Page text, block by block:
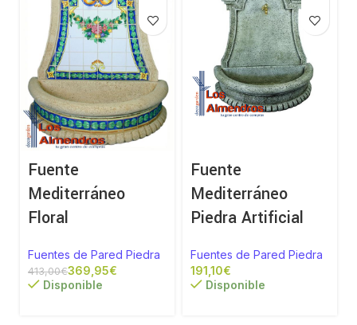
Fuente
Mediterráneo
Floral
Fuentes de Pared Piedra
413,00€369,95€
Disponible
Fuente
Mediterráneo
Piedra Artificial
Fuentes de Pared Piedra
€
Disponible